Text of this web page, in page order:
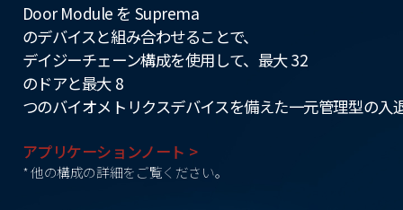
Door Module を Suprema
のデバイスと組み合わせることで、
デイジーチェーン構成を使用して、最大 32
のドアと最大 8
つのバイオメトリクスデバイスを備えた一元管理型の
アプリケーションノート >
* 他の構成の詳細をご覧ください。